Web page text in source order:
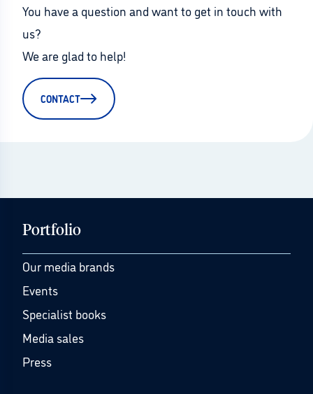
You have a question and want to get in touch with
us?
We are glad to help!
CONTACT
Portfolio
Our media brands
Events
Specialist books
Media sales
Press